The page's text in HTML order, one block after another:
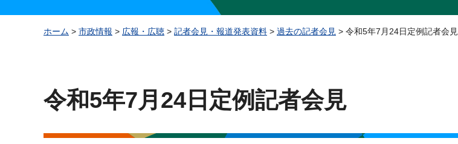
ホーム > 市政情報 > 広報・広聴 > 記者会見・報道発表資料 > 過去の記者会見 > 令和5年7月24日定例記者会見
令和5年7月24日定例記者会見